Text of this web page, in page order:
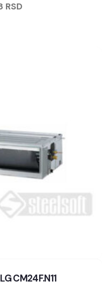
RSD
CM24F.N11